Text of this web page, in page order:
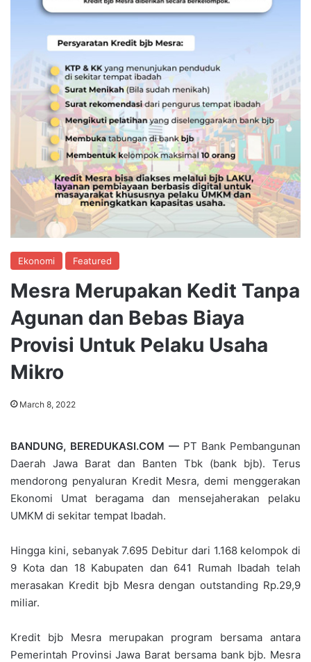
Ekonomi Featured
Mesra Merupakan Kedit Tanpa
Agunan dan Bebas Biaya
Provisi Untuk Pelaku Usaha
Mikro
March 8, 2022
BANDUNG, BEREDUKASI.COM — PT Bank Pembangunan
Daerah Jawa Barat dan Banten Tbk (bank bjb). Terus
mendorong penyaluran Kredit Mesra, demi menggerakan
Ekonomi Umat beragama dan mensejaherakan pelaku
UMKM di sekitar tempat Ibadah.
Hingga kini, sebanyak 7.695 Debitur dari 1.168 kelompok di
9 Kota dan 18 Kabupaten dan 641 Rumah Ibadah telah
merasakan Kredit bjb Mesra dengan outstanding Rp.29,9
miliar.
Kredit bjb Mesra merupakan program bersama antara
Pemerintah Provinsi Jawa Barat bersama bank bjb. Mesra